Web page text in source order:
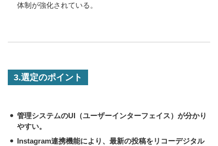
体制が強化されている。
3.選定のポイント
・ 管理システムのUI（ユーザーインターフェイス）が分かり
やすい。
・ Instagram連携機能により、最新の投稿をリコーデジタル